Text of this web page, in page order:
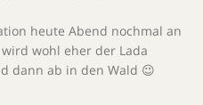
heute Abend nochmal an
wohl eher der Lada
dann ab in den Wald 😉